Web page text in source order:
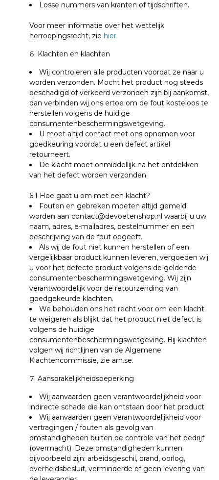
Losse nummers van kranten of tijdschriften.
Voor meer informatie over het wettelijk
herroepingsrecht, zie hier.
Klachten en klachten
Wij controleren alle producten voordat ze naar u
worden verzonden. Mocht het product nog steeds
beschadigd of verkeerd verzonden zijn bij aankomst,
dan verbinden wij ons ertoe om de fout kosteloos te
herstellen volgens de huidige
consumentenbeschermingswetgeving.
U moet altijd contact met ons opnemen voor
goedkeuring voordat u een defect artikel
retourneert.
De klacht moet onmiddellijk na het ontdekken
van het defect worden verzonden.
6.1 Hoe gaat u om met een klacht?
Fouten en gebreken moeten altijd gemeld
worden aan contact@devoetenshop.nl waarbij u uw
naam, adres, e-mailadres, bestelnummer en een
beschrijving van de fout opgeeft.
Als wij de fout niet kunnen herstellen of een
vergelijkbaar product kunnen leveren, vergoeden wij
u voor het defecte product volgens de geldende
consumentenbeschermingswetgeving. Wij zijn
verantwoordelijk voor de retourzending van
goedgekeurde klachten.
We behouden ons het recht voor om een klacht
te weigeren als blijkt dat het product niet defect is
volgens de huidige
consumentenbeschermingswetgeving. Bij klachten
volgen wij richtlijnen van de Algemene
Klachtencommissie, zie arn.se.
Aansprakelijkheidsbeperking
Wij aanvaarden geen verantwoordelijkheid voor
indirecte schade die kan ontstaan door het product.
Wij aanvaarden geen verantwoordelijkheid voor
vertragingen / fouten als gevolg van
omstandigheden buiten de controle van het bedrijf
(overmacht). Deze omstandigheden kunnen
bijvoorbeeld zijn: arbeidsgeschil, brand, oorlog,
overheidsbesluit, verminderde of geen levering van